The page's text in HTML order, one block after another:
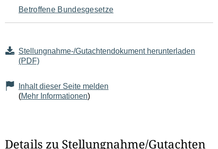
Betroffene Bundesgesetze
Stellungnahme-/Gutachtendokument herunterladen
(PDF)
Inhalt dieser Seite melden
(Mehr Informationen)
Details zu Stellungnahme/Gutachten